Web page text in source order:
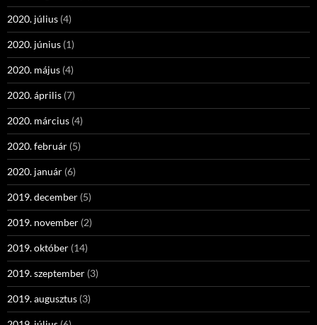
2020. július (4)
2020. június (1)
2020. május (4)
2020. április (7)
2020. március (4)
2020. február (5)
2020. január (6)
2019. december (5)
2019. november (2)
2019. október (14)
2019. szeptember (3)
2019. augusztus (3)